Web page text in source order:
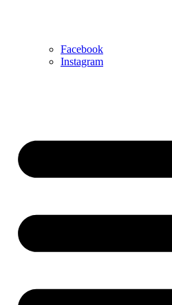
Facebook
Instagram